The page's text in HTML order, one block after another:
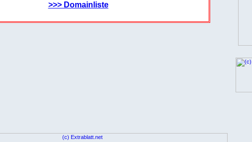
>>> Domainliste